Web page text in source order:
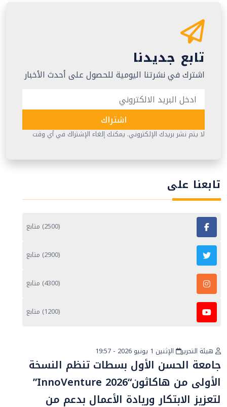
تابع جديدنا
اشترك في نشرتنا اليومية للحصول على أحدث الأخبار
اشتراك
لا يتم نشر بريدك الإلكتروني. يمكنك إلغاء الإشتراك في أي وقت
تابعنا على
(2500) متابع
(2900) متابع
(4300) متابع
(1200) متابع
أخبار عامة
هيئة التحرير الإثنين 1 يونيو 2026 - 19:57
جامعة الحسن الأول بسطات تنظم النسخة
الأولى من هاكاثون“InnoVenture 2026”
لتعزيز الابتكار وريادة الأعمال بدعم من